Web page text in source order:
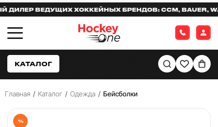
ВЕДУЩИХ ХОККЕЙНЫХ БРЕНДОВ: CCM, BAUER,
КАТАЛОГ
Главная / Каталог / Одежда / Бейсболки
%